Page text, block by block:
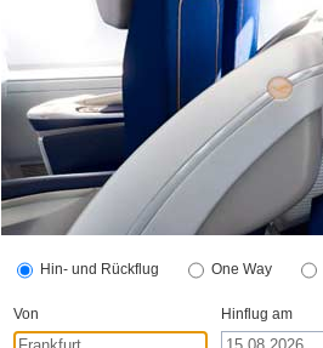
Hin- und Rückflug One Way
Von Hinflug am